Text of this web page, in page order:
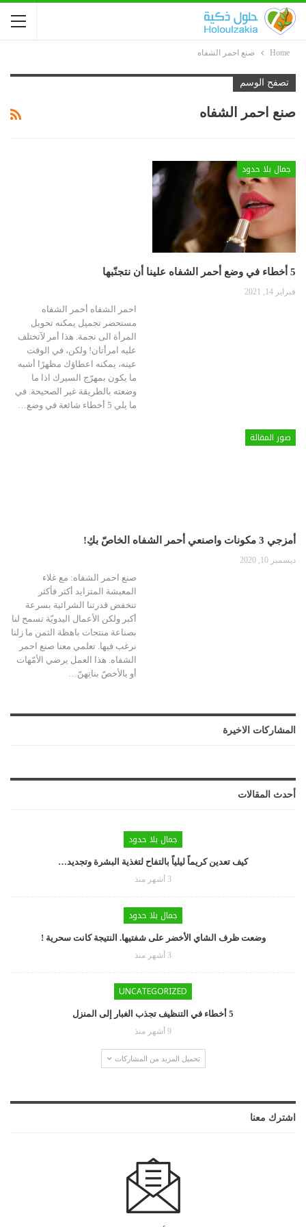
Home صنع احمر الشفاه
تصفح الوسم
صنع احمر الشفاه
جمال بلا حدود
5 أخطاء في وضع أحمر الشفاه علينا أن نتجنّبها
فبراير 14, 2021
احمر الشفاه أحمر الشفاه
مستحضر تجميل يمكنه تحويل
المرأة الى نجمة. هذا أمر لآتختلف
عليه امرأتان! ولكن، في الوقت
عينه، يمكنه اعطاؤك مظهرًا أشبه
ما يكون بمهرّج السيرك اذا ما
وضعته بالطريقة غير الصحيحة. في
ما يلي 5 أخطاء شائعة في وضع
…
صور المقالة
أمزجي 3 مكونات واصنعي أحمر الشفاه الخاصّ بكِ!
ديسمبر 10, 2020
صنع احمر الشفاه: مع غلاء
المعيشة المتزايد أكثر فأكثر
تنخفض قدرتنا الشرائية بسرعة
أكبر ولكن الأعمال اليدويّة تسمح لنا
بصناعة منتجات باهظة الثمن ما زلنا
نرغب فيها. تعلمي معنا صنع احمر
الشفاه. هذا العمل يرضي الأمّهات
أو بالأخصّ بناتِهنّ…
المشاركات الاخيرة
أحدث المقالات
جمال بلا حدود
كيف تعدين كريماً ليلياً بالتفاح لتغذية البشرة وتجديد…
3 أشهر منذ
جمال بلا حدود
وضعت ظرف الشاي الأخضر على شفتيها. النتيجة كانت سحرية !
3 أشهر منذ
UNCATEGORIZED
5 أخطاء في التنظيف تجذب الغبار إلى المنزل
9 أشهر منذ
تحميل المزيد من المشاركات
اشترك معنا